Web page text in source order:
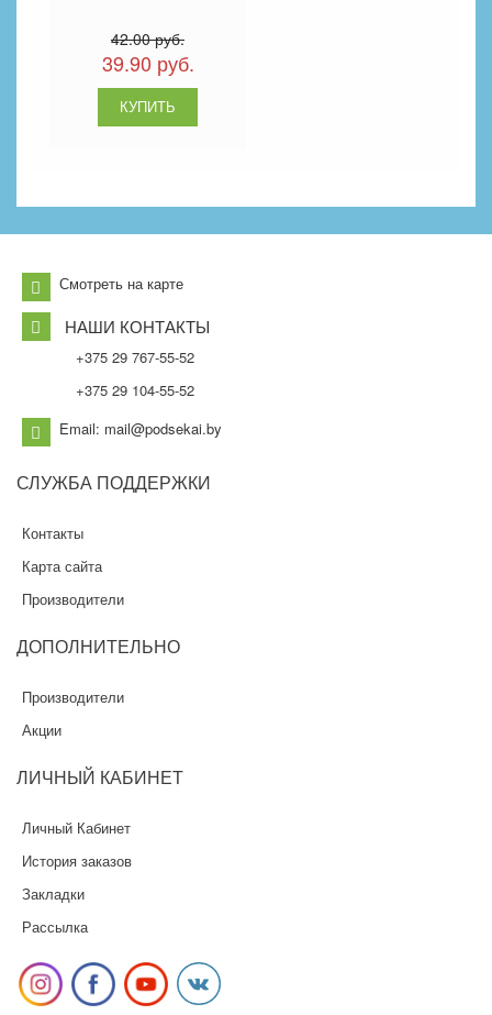
42.00 руб.
39.90 руб.
Смотреть на карте
НАШИ КОНТАКТЫ
+375 29 767-55-52
+375 29 104-55-52
Email: mail@podsekai.by
СЛУЖБА ПОДДЕРЖКИ
Контакты
Карта сайта
Производители
ДОПОЛНИТЕЛЬНО
Производители
Акции
ЛИЧНЫЙ КАБИНЕТ
Личный Кабинет
История заказов
Закладки
Рассылка